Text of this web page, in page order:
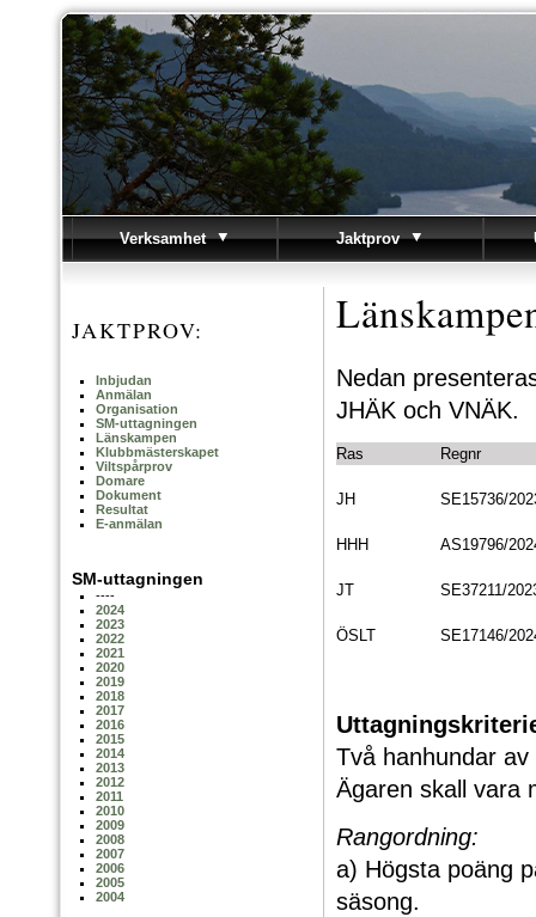
Verksamhet Jaktprov
Nedan
JHÄK och VNÄK.
Ras Regnr
JH SE15736/
HHH AS19796/
JT SE37211/
ÖSLT SE17146/
Två hanhundar
Ägaren skall vara
Rangordning:
a) Högsta poäng
säsong.
JAKTPROV:
Inbjudan
Anmälan
Organisation
SM-uttagningen
Länskampen
Klubbmästerskapet
Viltspårprov
Domare
Dokument
Resultat
E-anmälan
SM-uttagningen
----
2024
2023
2022
2021
2020
2019
2018
2017
2016
2015
2014
2013
2012
2011
2010
2009
2008
2007
2006
2005
2004